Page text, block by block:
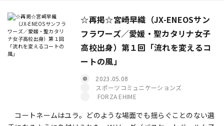
☆再掲☆宮崎早織（JX-ENEOSサン
フラワーズ／愛媛・聖カタリナ女子
高校出身）第１回「流れを変えるコ
ートの風」
2023.05.08
スポーツコミュニケーションズ
FORZA EHIME
コートネームはユラ。どのような場面でも揺らぐことのない選